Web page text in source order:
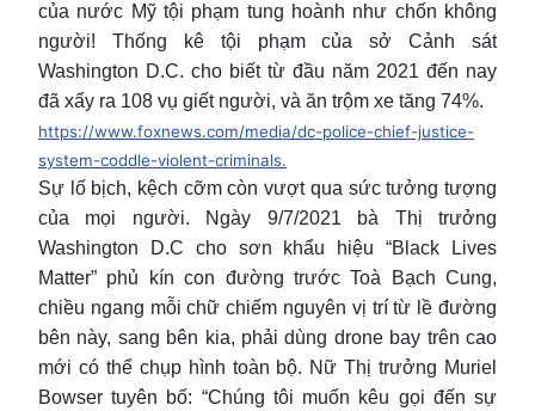
của nước Mỹ tội phạm tung hoành như chốn không
người! Thống kê tội phạm của sở Cảnh sát
Washington D.C. cho biết từ đầu năm 2021 đến nay
đã xẩy ra 108 vụ giết người, và ăn trộm xe tăng 74%.
https://www.foxnews.com/media/dc-police-chief-justice-
system-coddle-violent-criminals.
Sự lố bịch, kệch cỡm còn vượt qua sức tưởng tượng
của mọi người. Ngày 9/7/2021 bà Thị trưởng
Washington D.C cho sơn khẩu hiệu “Black Lives
Matter” phủ kín con đường trước Toà Bạch Cung,
chiều ngang mỗi chữ chiếm nguyên vị trí từ lề đường
bên này, sang bên kia, phải dùng drone bay trên cao
mới có thể chụp hình toàn bộ. Nữ Thị trưởng Muriel
Bowser tuyên bố: “Chúng tôi muốn kêu gọi đến sự